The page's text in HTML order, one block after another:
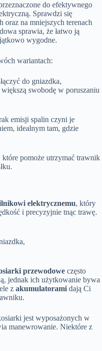
do efektywnego
Sprawdzi się
na mniejszych terenach
sprawia, że łatwo ją
wygodne.
wariantach:
do gniazdka,
swobodę w poruszaniu
emisji spalin czyni je
idealnym tam, gdzie
pomoże utrzymać trawnik
elektrycznemu, który
i precyzyjnie tnąc trawę.
przewodowe często
jednak ich użytkowanie bywa
z akumulatorami dają Ci
jest wyposażonych w
manewrowanie. Niektóre z